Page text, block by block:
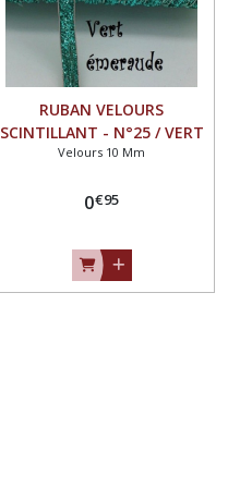
RUBAN VELOURS
SCINTILLANT - N°25 / VERT
ÉMERAUDE ** 10 mm **
Vendu au mètre
Velours 10 Mm
0€95